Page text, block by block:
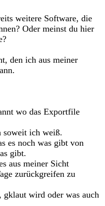
weitere Software, die
Oder meinst du hier
den ich aus meiner
wo das Exportfile
soweit ich weiß.
es noch was gibt von
gibt.
aus meiner Sicht
zurückgreifen zu
gklaut wird oder was auch